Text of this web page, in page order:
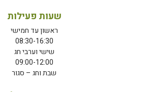
שעות פעילות
ראשון עד חמישי
08:30-16:30
שישי וערבי חג
09:00-12:00
שבת וחג – סגור